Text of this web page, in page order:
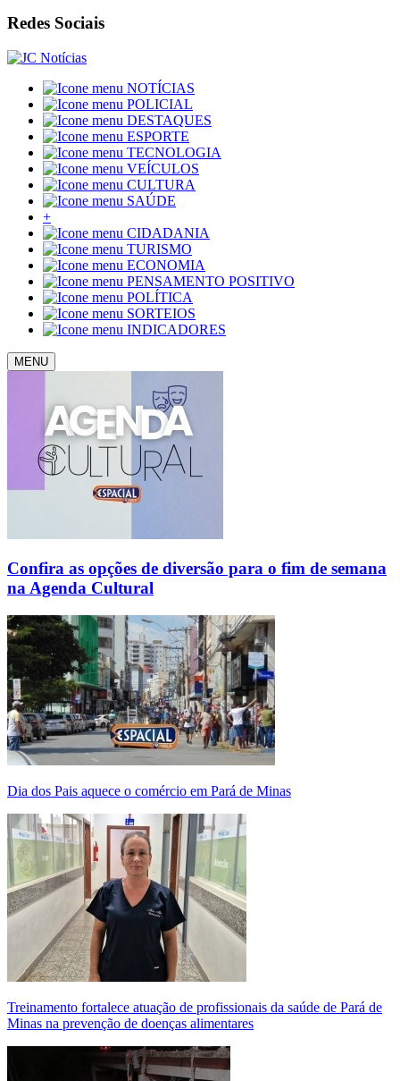
Redes Sociais
NOTÍCIAS
POLICIAL
DESTAQUES
ESPORTE
TECNOLOGIA
VEÍCULOS
CULTURA
SAÚDE
+
CIDADANIA
TURISMO
ECONOMIA
PENSAMENTO POSITIVO
POLÍTICA
SORTEIOS
INDICADORES
MENU
Confira as opções de diversão para o fim de semana
na Agenda Cultural
Dia dos Pais aquece o comércio em Pará de Minas
Treinamento fortalece atuação de profissionais da saúde de Pará de
Minas na prevenção de doenças alimentares